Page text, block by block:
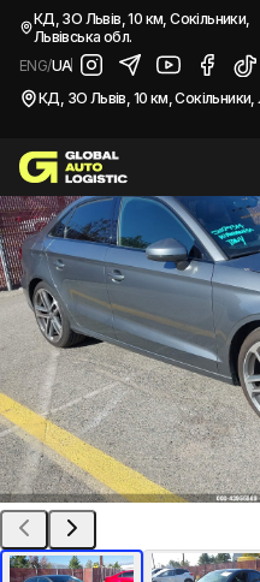
КД, ЗО Львів, 10 км, Сокільники,
Львівська обл.
ENG/UA
КД, ЗО Львів, 10 км, Сокільники,
Автомобілі з США/2019 Audi A3
КупитиAUDI A3 2019